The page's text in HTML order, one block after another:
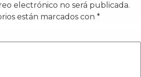
electrónico no será publicada.
están marcados con *